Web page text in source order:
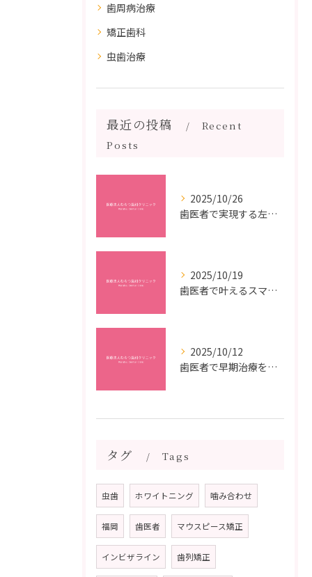
歯周病治療
矯正歯科
虫歯治療
最近の投稿
Recent
Posts
2025/10/26
歯医者で実現する左右対称治療のポイントと矯正治療選びの疑問解決ガイド
2025/10/19
歯医者で叶えるスマイルメイクオーバーなら福岡県福岡市博多区博多駅前の最新矯正治療解説
2025/10/12
歯医者で早期治療を受けるメリットと虫歯悪化を防ぐ最短ステップ
タグ Tags
虫歯 ホワイトニング 噛み合わせ
福岡 歯医者 マウスピース矯正
インビザライン 歯列矯正